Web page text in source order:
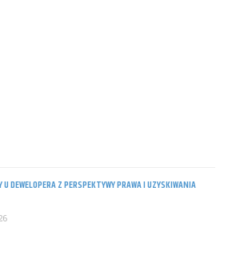
U DEWELOPERA Z PERSPEKTYWY PRAWA I UZYSKIWANIA